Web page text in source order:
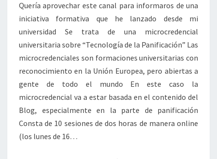
Quería aprovechar este canal para informaros de una
iniciativa formativa que he lanzado desde mi
universidad Se trata de una microcredencial
universitaria sobre “Tecnología de la Panificación” Las
microcredenciales son formaciones universitarias con
reconocimiento en la Unión Europea, pero abiertas a
gente de todo el mundo En este caso la
microcredencial va a estar basada en el contenido del
Blog, especialmente en la parte de panificación
Consta de 10 sesiones de dos horas de manera online
(los lunes de 16…